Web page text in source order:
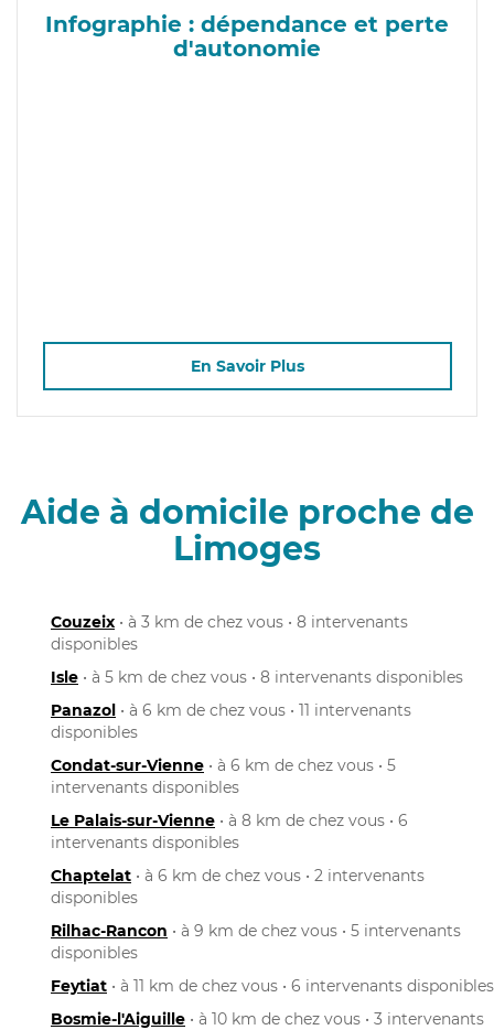
Infographie : dépendance et perte
d'autonomie
En Savoir Plus
Aide à domicile proche de
Limoges
Couzeix • à 3 km de chez vous • 8 intervenants
disponibles
Isle • à 5 km de chez vous • 8 intervenants disponibles
Panazol • à 6 km de chez vous • 11 intervenants
disponibles
Condat-sur-Vienne • à 6 km de chez vous • 5
intervenants disponibles
Le Palais-sur-Vienne • à 8 km de chez vous • 6
intervenants disponibles
Chaptelat • à 6 km de chez vous • 2 intervenants
disponibles
Rilhac-Rancon • à 9 km de chez vous • 5 intervenants
disponibles
Feytiat • à 11 km de chez vous • 6 intervenants disponibles
Bosmie-l'Aiguille • à 10 km de chez vous • 3 intervenants